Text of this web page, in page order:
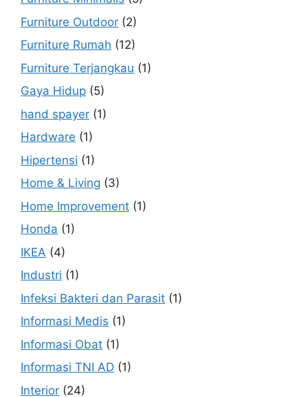
Furniture Outdoor (2)
Furniture Rumah (12)
Furniture Terjangkau (1)
Gaya Hidup (5)
hand spayer (1)
Hardware (1)
Hipertensi (1)
Home & Living (3)
Home Improvement (1)
Honda (1)
IKEA (4)
Industri (1)
Infeksi Bakteri dan Parasit (1)
Informasi Medis (1)
Informasi Obat (1)
Informasi TNI AD (1)
Interior (24)